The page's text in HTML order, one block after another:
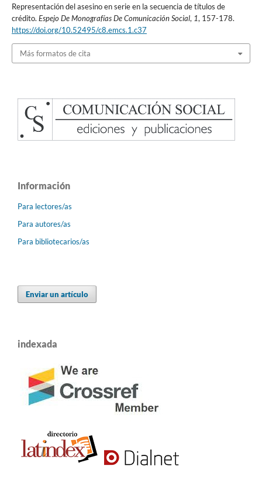
Representación del asesino en serie en la secuencia de títulos de
crédito. Espejo De Monografías De Comunicación Social, 1, 157-178.
https://doi.org/10.52495/c8.emcs.1.c37
Más formatos de cita
Información
Para lectores/as
Para autores/as
Para bibliotecarios/as
Enviar un artículo
indexada